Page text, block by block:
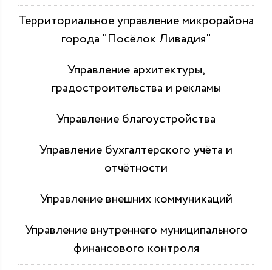
Территориальное управление микрорайона
города "Посёлок Ливадия"
Управление архитектуры,
градостроительства и рекламы
Управление благоустройства
Управление бухгалтерского учёта и
отчётности
Управление внешних коммуникаций
Управление внутреннего муниципального
финансового контроля